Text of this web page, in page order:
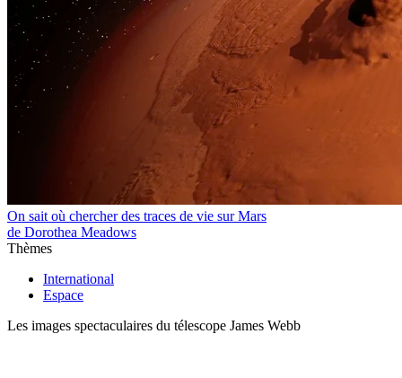
On sait où chercher des traces de vie sur Mars
de Dorothea Meadows
Thèmes
International
Espace
Les images spectaculaires du télescope James Webb